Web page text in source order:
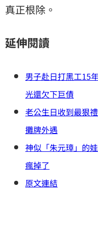
真正根除。
延伸閱讀
男子赴日打黑工15
光還欠下巨債
老公生日收到最狠
攤牌外遇
神似「朱元璋」的
瘋掉了
原文連結